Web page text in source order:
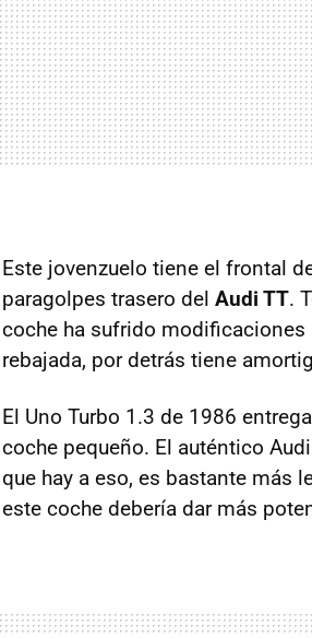
Este jovenzuelo tiene el frontal
paragolpes trasero del Audi TT.
coche ha sufrido modificaciones
rebajada, por detrás tiene
El Uno Turbo 1.3 de 1986
coche pequeño. El auténtico
que hay a eso, es bastante más
este coche debería dar más